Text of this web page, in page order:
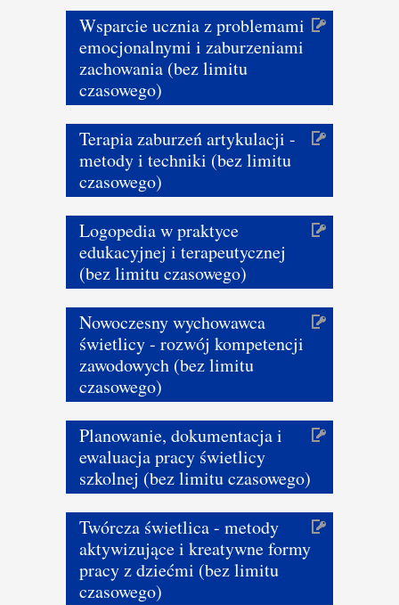
Wsparcie ucznia z problemami
emocjonalnymi i zaburzeniami
zachowania (bez limitu
czasowego)
Terapia zaburzeń artykulacji -
metody i techniki (bez limitu
czasowego)
Logopedia w praktyce
edukacyjnej i terapeutycznej
(bez limitu czasowego)
Nowoczesny wychowawca
świetlicy - rozwój kompetencji
zawodowych (bez limitu
czasowego)
Planowanie, dokumentacja i
ewaluacja pracy świetlicy
szkolnej (bez limitu czasowego)
Twórcza świetlica - metody
aktywizujące i kreatywne formy
pracy z dziećmi (bez limitu
czasowego)